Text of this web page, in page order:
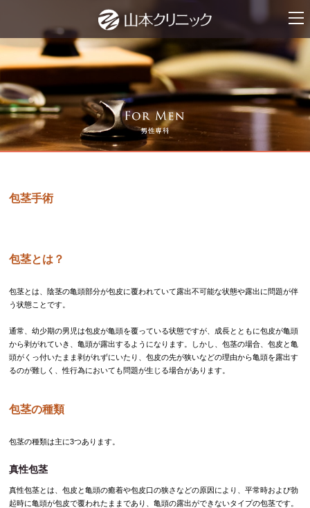
ナビ
包茎手術
包茎とは？
包茎とは、陰茎の亀頭部分が包皮に覆われていて露出不可能な状態や露出に問題が伴
う状態ことです。
通常、幼少期の男児は包皮が亀頭を覆っている状態ですが、成長とともに包皮が亀頭
から剥がれていき、亀頭が露出するようになります。しかし、包茎の場合、包皮と亀
頭がくっ付いたまま剥がれずにいたり、包皮の先が狭いなどの理由から亀頭を露出す
るのが難しく、性行為においても問題が生じる場合があります。
包茎の種類
包茎の種類は主に3つあります。
真性包茎
真性包茎とは、包皮と亀頭の癒着や包皮口の狭さなどの原因により、平常時および勃
起時に亀頭が包皮で覆われたままであり、亀頭の露出ができないタイプの包茎です。